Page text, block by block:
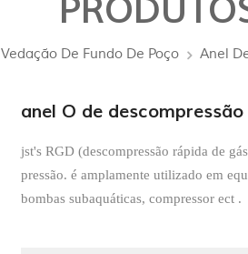
Vedação De Fundo De Poço Anel
anel O de
jst's RGD (descompressão rápida de
pressão. é amplamente utilizado em
bombas subaquáticas, compressor ect .